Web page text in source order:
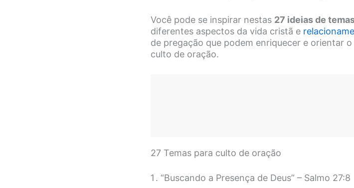
Você pode se inspirar nestas 27 ideias de
diferentes aspectos da vida cristã e
de pregação que podem enriquecer e orientar
culto de oração.
27 Temas para culto de oração
“Buscando a Presença de Deus” – Salmo 27:8